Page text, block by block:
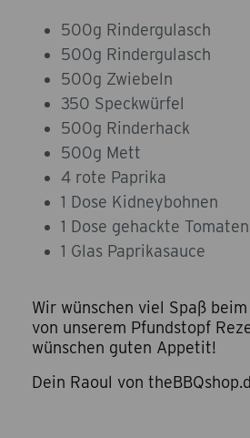
500g Rindergulasch
500g Rindergulasch
500g Zwiebeln
350 Speckwürfel
500g Rinderhack
500g Mett
4 rote Paprika
1 Dose Kidneybohnen
1 Dose gehackte Tomaten
1 Glas Paprikasauce
Wir wünschen viel Spaß
von unserem Pfundstopf
wünschen guten Appetit!
Dein Raoul von